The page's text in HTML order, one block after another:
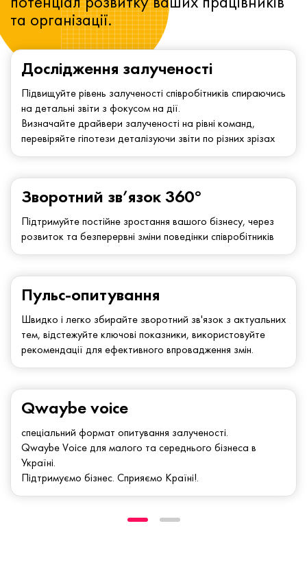
Дослідження залученості
Підвищуйте рівень залученості співробітників спираючись
на детальні звіти з фокусом на дії.
Визначайте драйвери залученості на рівні команд,
перевіряйте гіпотези деталізуючи звіти по різних зрізах
Зворотний зв’язок 360°
Підтримуйте постійне зростання вашого бізнесу, через
розвиток та безперервні зміни поведінки співробітників
та організації.
Qwaybe voice
спеціальний формат опитування залученості.
Qwaybe Voice для малого та середнього бізнеса в
Україні.
Підтримуємо бізнес. Сприяємо Країні!.
Пульс-опитування
Швидко і легко збирайте зворотний зв'язок з актуальних
тем, відстежуйте ключові показники, використовуйте
рекомендації для ефективного впровадження змін.